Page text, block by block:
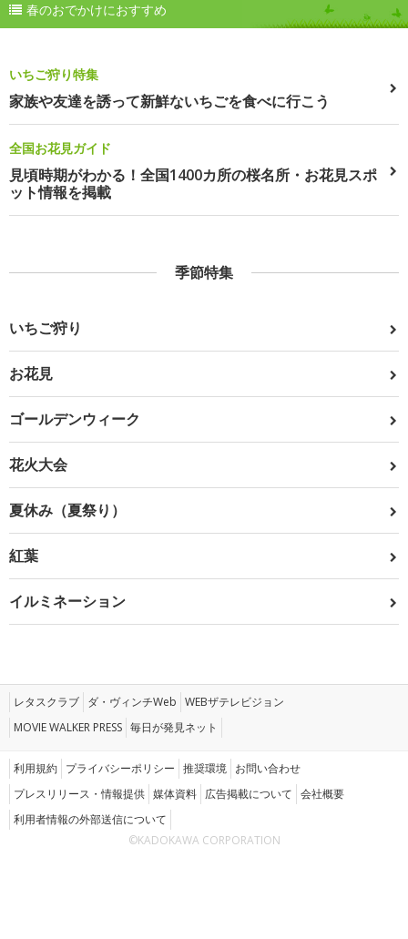
春のおでかけにおすすめ
いちご狩り特集
家族や友達を誘って新鮮ないちごを食べに行こう
全国お花見ガイド
見頃時期がわかる！全国1400カ所の桜名所・お花見スポ
ット情報を掲載
季節特集
いちご狩り
お花見
ゴールデンウィーク
花火大会
夏休み（夏祭り）
紅葉
イルミネーション
レタスクラブ ダ・ヴィンチWeb WEBザテレビジョン
MOVIE WALKER PRESS 毎日が発見ネット
利用規約 プライバシーポリシー 推奨環境 お問い合わせ
プレスリリース・情報提供 媒体資料 広告掲載について 会社概要
利用者情報の外部送信について
©KADOKAWA CORPORATION